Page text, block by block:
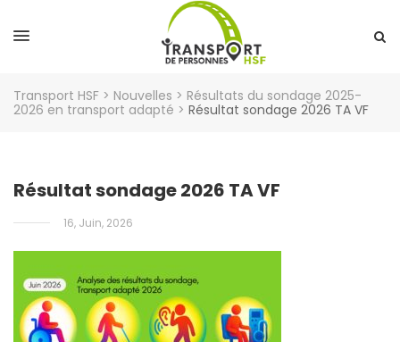
Transport HSF > Nouvelles > Résultats du sondage 2025-
2026 en transport adapté > Résultat sondage 2026 TA VF
Résultat sondage 2026 TA VF
16, Juin, 2026